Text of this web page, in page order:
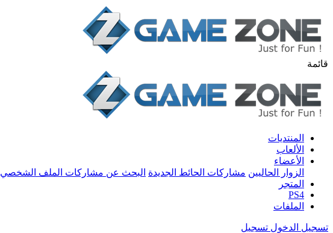
قائمة
المنتديات
الألعاب
الأعضاء
الزوار الحاليين مشاركات الحائط الجديدة البحث عن مشاركات الملف الشخصي
المتجر
PS4
الملفات
تسجيل الدخول تسجيل